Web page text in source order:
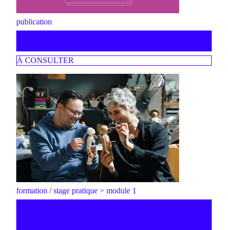
publication
À CONSULTER
formation / stage pratique > module 1